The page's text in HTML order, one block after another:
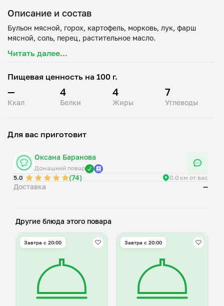
Описание и состав
Бульон мясной, горох, картофель, морковь, лук, фарш
Читать далее...
Пищевая ценность на 100 г.
—
Ккал
4
Белки
4
Жиры
7
Углеводы
Для вас приготовит
Оксана Баранова
Домашний повар
5.0
(74) 0.0 км от вас
Доставка —
Другие блюда этого повара
Завтра c 20:00 Завтра c 20:00